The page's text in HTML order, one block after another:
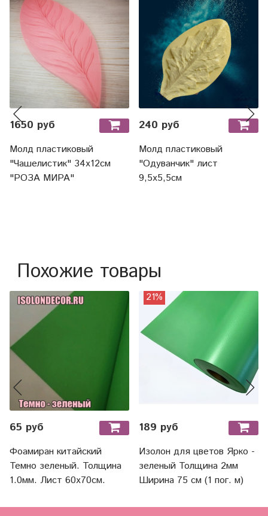
1650 руб
Молд пластиковый
"Чашелистик" 34х12см
"РОЗА МИРА"
240 руб
Молд пластиковый
"Одуванчик" лист
9,5х5,5см
Похожие товары
65 руб
Фоамиран китайский
Темно зеленый. Толщина
1.0мм. Лист 60х70см.
21%
189 руб
Изолон для цветов Ярко -
зеленый Толщина 2мм
Ширина 75 см (1 пог. м)